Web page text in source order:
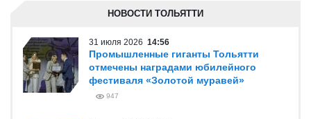
НОВОСТИ ТОЛЬЯТТИ
31 июля 2026 14:56
Промышленные гиганты Тольятти
отмечены наградами юбилейного
фестиваля «Золотой муравей»
947